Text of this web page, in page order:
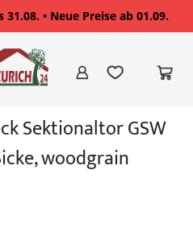
• Neue Preise ab 01.09.
Sektionaltor GSW
woodgrain